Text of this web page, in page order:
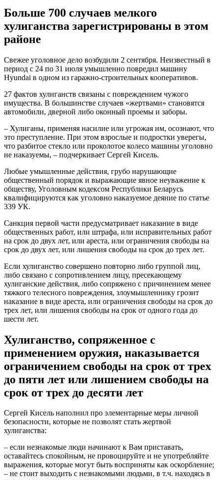
Больше 700 случаев мелкого
хулиганства зарегистрированы в этом
районе
Свежее уголовное дело возбудили 2 сентября. Неизвестный в
период с 24 по 31 июля умышленно повредил машину
Hyundai в одном из гаражно-строительных кооперативов.
27 фактов хулиганств связаны с повреждением чужого
имущества. В большинстве случаев «жертвами» становятся
автомобили, дверной либо оконный проемы и заборы.
– Хулиганы, применяя насилие или угрожая им, осознают, что
это преступление. При этом взрослые и подростки уверегы,
что разбитое стекло или проколотое колесо машины уголовно
не наказуемы, – подчеркивает Сергей Кисель.
Любые умышленные действия, грубо нарушающие
общественный порядок и выражающие явное неуважение к
обществу, Уголовным кодексом Республики Беларусь
квалифицируются как уголовно наказуемое деяние по статье
339 УК.
Санкция первой части предусматривает наказание в виде
общественных работ, или штрафа, или исправительных работ
на срок до двух лет, или ареста, или ограничения свободы на
срок до двух лет, или лишения свободы на срок до трех лет.
Если хулиганство совершено повторно либо группой лиц,
либо связано с сопротивлением лицу, пресекающему
хулиганские действия, либо сопряжено с причинением менее
тяжкого телесного повреждения, злоумышленнику грозит
наказание в виде ареста, или ограничения свободы на срок до
трех лет, или лишения свободы на срок от одного года до
шести лет.
Хулиганство, сопряженное с
применением оружия, наказывается
ограничением свободы на срок от трех
до пяти лет или лишением свободы на
срок от трех до десяти лет
Сергей Кисель наполнил про элементарные меры личной
безопасности, которые не позволят стать жертвой
хулиганства:
– если незнакомые люди начинают к Вам приставать,
оставайтесь спокойным, не провоцируйте и не употребляйте
выражения, которые могут быть восприняты как оскорбление;
– не стоит выходить с незнакомыми людьми, в т.ч. находясь в